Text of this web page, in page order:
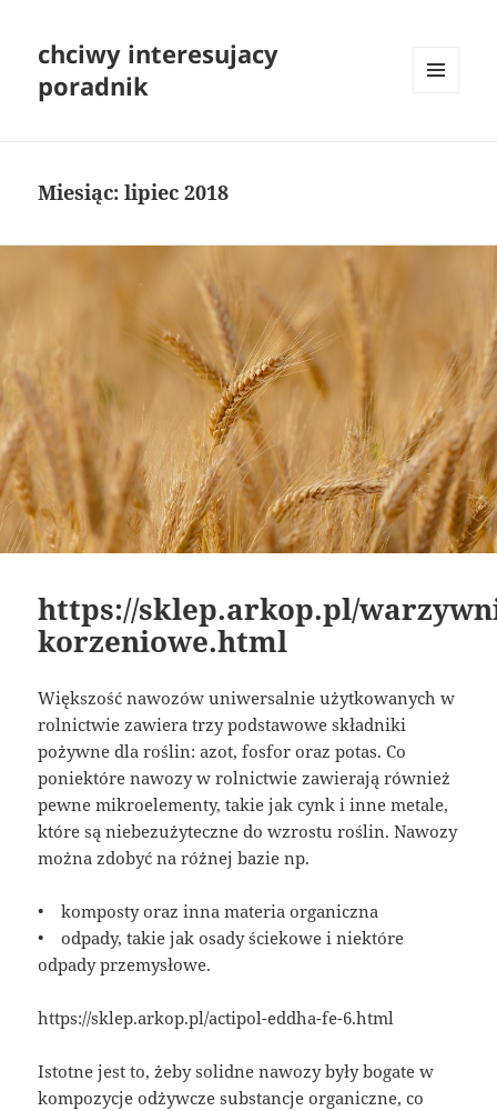
chciwy interesujacy
poradnik
Miesiąc:lipiec 2018
https://sklep.arkop.pl/
korzeniowe.html
Większość nawozów uniwersalnie użytkowanych w
rolnictwie zawiera trzy podstawowe składniki
pożywne dla roślin: azot, fosfor oraz potas. Co
poniektóre nawozy w rolnictwie zawierają również
pewne mikroelementy, takie jak cynk i inne metale,
które są niebezużyteczne do wzrostu roślin. Nawozy
można zdobyć na różnej bazie np.
• komposty oraz inna materia organiczna
• odpady, takie jak osady ściekowe i niektóre
odpady przemysłowe.
https://sklep.arkop.pl/actipol-eddha-fe-6.html
Istotne jest to, żeby solidne nawozy były bogate w
kompozycje odżywcze substancje organiczne, co